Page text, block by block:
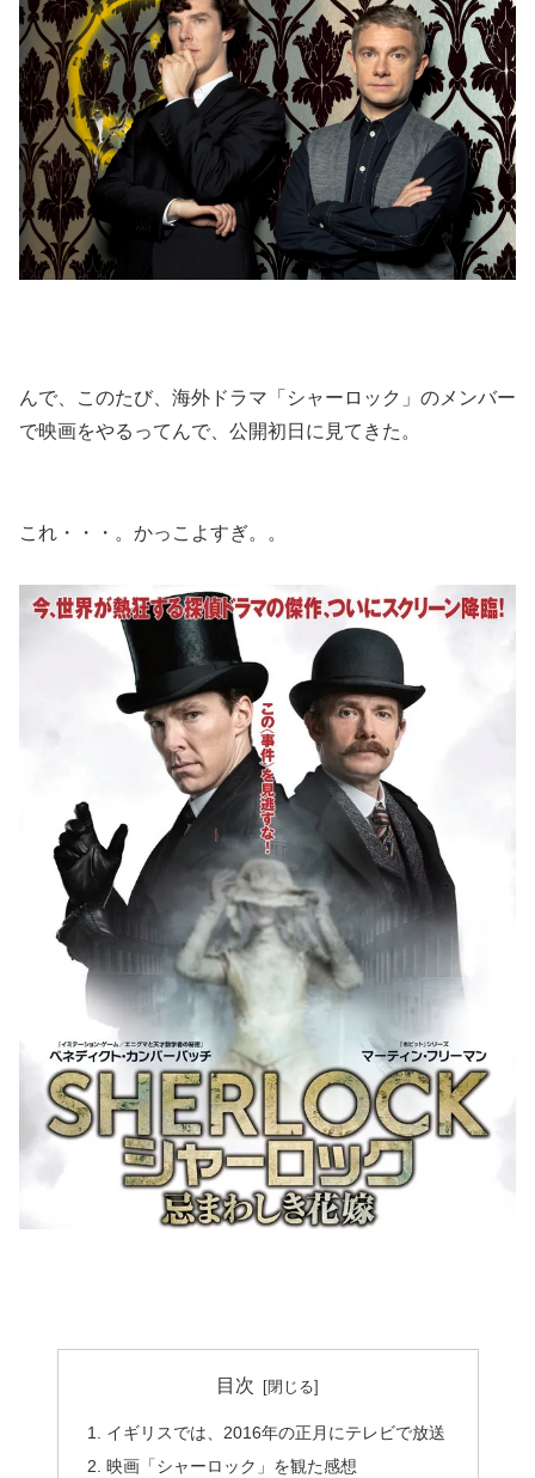
んで、このたび、海外ドラマ「シャーロック」のメンバー
で映画をやるってんで、公開初日に見てきた。
これ・・・。かっこよすぎ。。
目次
イギリスでは、2016年の正月にテレビで放送
映画「シャーロック」を観た感想